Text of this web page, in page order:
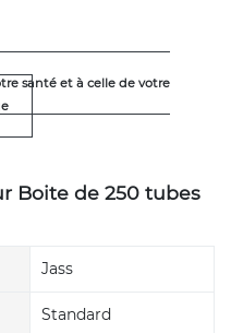
santé et à celle de votre
Boite de 250 tubes
Jass
Standard